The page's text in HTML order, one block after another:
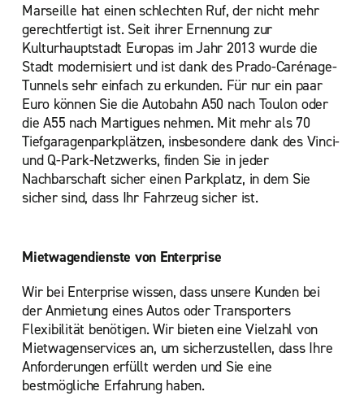
Marseille hat einen schlechten Ruf, der nicht mehr
gerechtfertigt ist. Seit ihrer Ernennung zur
Kulturhauptstadt Europas im Jahr 2013 wurde die
Stadt modernisiert und ist dank des Prado-Carénage-
Tunnels sehr einfach zu erkunden. Für nur ein paar
Euro können Sie die Autobahn A50 nach Toulon oder
die A55 nach Martigues nehmen. Mit mehr als 70
Tiefgaragenparkplätzen, insbesondere dank des Vinci-
und Q-Park-Netzwerks, finden Sie in jeder
Nachbarschaft sicher einen Parkplatz, in dem Sie
sicher sind, dass Ihr Fahrzeug sicher ist.
Mietwagendienste von Enterprise
Wir bei Enterprise wissen, dass unsere Kunden bei
der Anmietung eines Autos oder Transporters
Flexibilität benötigen. Wir bieten eine Vielzahl von
Mietwagenservices an, um sicherzustellen, dass Ihre
Anforderungen erfüllt werden und Sie eine
bestmögliche Erfahrung haben.